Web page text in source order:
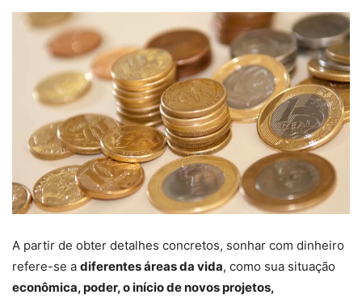
A partir de obter detalhes concretos, sonhar com dinheiro
refere-se a diferentes áreas da vida, como sua situação
econômica, poder, o início de novos projetos,